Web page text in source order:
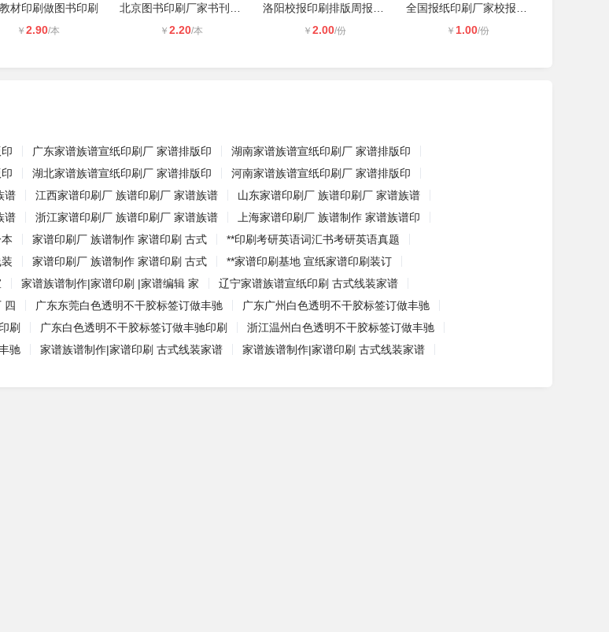
材印刷做图书印刷
￥ 2.90/本 ￥ 2.20/本 ￥ 2.00/份 ￥ 1.00/份
广东家谱族谱宣纸印刷厂 家谱排版印
湖南家谱族谱宣纸印刷厂 家谱排版印
湖北家谱族谱宣纸印刷厂 家谱排版印
河南家谱族谱宣纸印刷厂 家谱排版印
谱
江西家谱印刷厂 族谱印刷厂 家谱族谱
山东家谱印刷厂 族谱印刷厂 家谱族谱
谱
浙江家谱印刷厂 族谱印刷厂 家谱族谱
上海家谱印刷厂 族谱制作 家谱族谱印
家谱印刷厂 族谱制作 家谱印刷 古式
**印刷考研英语词汇书考研英语真题
家谱印刷厂 族谱制作 家谱印刷 古式
**家谱印刷基地 宣纸家谱印刷装订
家谱族谱制作|家谱印刷 |家谱编辑 家
辽宁家谱族谱宣纸印刷 古式线装家谱
四
广东东莞白色透明不干胶标签订做丰驰
广东广州白色透明不干胶标签订做丰驰
刷
广东白色透明不干胶标签订做丰驰印刷
浙江温州白色透明不干胶标签订做丰驰
驰
家谱族谱制作|家谱印刷 古式线装家谱 家谱族谱制作|家谱印刷 古式线装家谱